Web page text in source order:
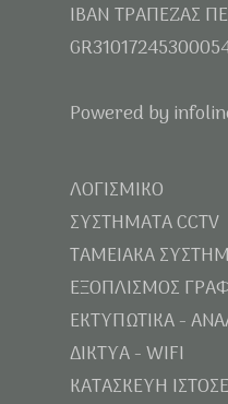
IBAN ΤΡΑΠΕΖΑΣ
Powered by
ΛΟΓΙΣΜΙΚΟ
ΣΥΣΤΗΜΑΤΑ CCTV
ΤΑΜΕΙΑΚΑ
ΕΞΟΠΛΙΣΜΟΣ
ΕΚΤΥΠΩΤΙΚΑ -
ΔΙΚΤΥΑ - WIFI
ΚΑΤΑΣΚΕΥΗ